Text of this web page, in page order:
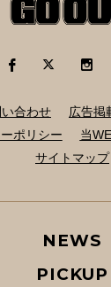
合わせ 広告掲
ポリシー
当
サイトマップ
NEWS
PICKUP